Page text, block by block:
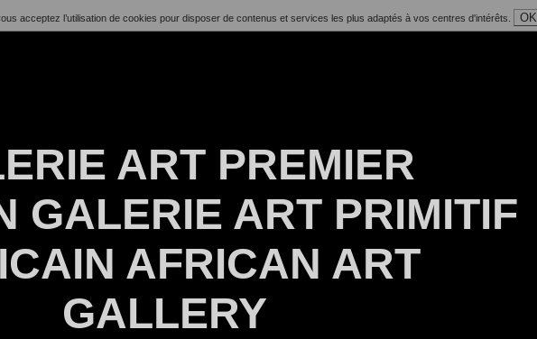
acceptez l’utilisation de cookies pour disposer de contenus et services les plus adaptés à vos centres d'intérêts. OK
ART PREMIER
GALERIE ART PRIMITIF
AFRICAN ART
GALLERY